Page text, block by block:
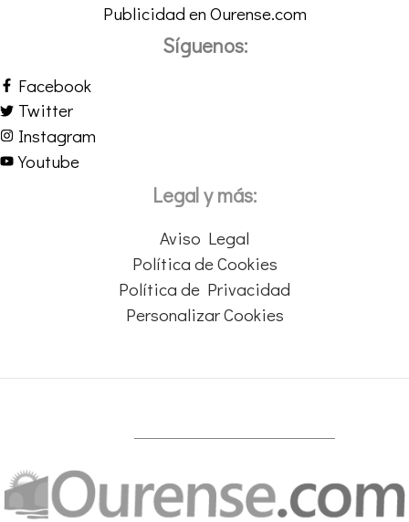
Publicidad en Ourense.com
Síguenos:
Facebook
Twitter
Instagram
Youtube
Legal y más:
Aviso Legal
Política de Cookies
Política de Privacidad
Personalizar Cookies